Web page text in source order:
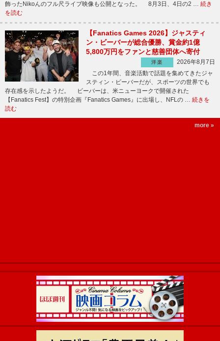
飾ったNikoんのフル尺ライブ映像も公開となった。 8月3日、4日の2 … 続き
を読む
【Fanatics Games 2026】ジャスティ
ン・ビーバーが総合優勝、賞金約1億
5,800万円をファンと慈善団体へ寄付
洋楽
2026年8月7日
この1年間、音楽活動で話題を集めてきたジャ
スティン・ビーバーだが、スポーツの世界でも
存在感を示したようだ。 ビーバーは、米ニューヨークで開催された
【Fanatics Fest】の特別企画『Fanatics Games』に出場し、NFLの … 続きを
読む
more »